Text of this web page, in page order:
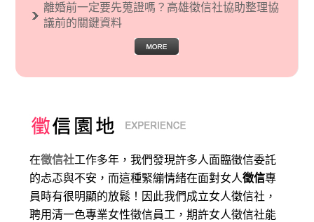
離婚前一定要先蒐證嗎？高雄徵信社協助整理協
議前的關鍵資料
在徵信社工作多年，我們發現許多人面臨徵信委託
的忐忑與不安，而這種緊繃情緒在面對女人徵信專
員時有很明顯的放鬆！因此我們成立女人徵信社，
聘用清一色專業女性徵信員工，期許女人徵信社能